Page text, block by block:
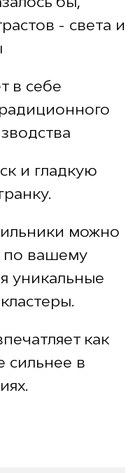
- света и
в себе
и гладкую
можно
по вашему
уникальные
как
сильнее в